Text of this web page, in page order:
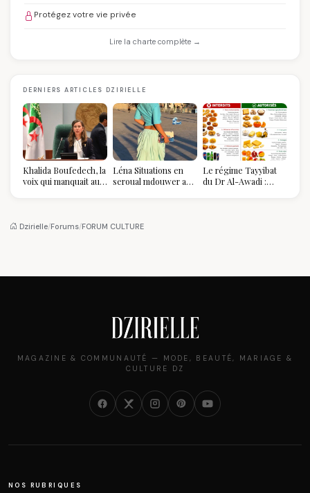
Protégez votre vie privée
Lire la charte complète →
DERNIERS ARTICLES DZIRIELLE
Khalida Boufedech, la
voix qui manquait au
Léna Situations en
seroual mdouwer au
pièce mode de l'été
Le régime Tayyibat
du Dr Al-Awadi :
Dzirielle/Forums/FORUM CULTURE
MAGAZINE & COMMUNAUTÉ — MODE, BEAUTÉ, MARIAGE &
CULTURE DZ
NOS RUBRIQUES